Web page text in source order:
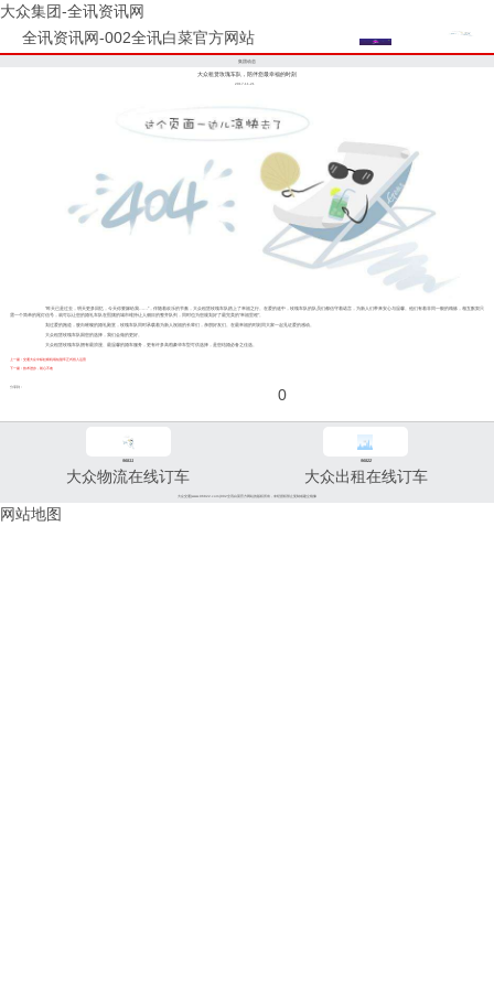
大众集团-全讯资讯网
全讯资讯网-002全讯白菜官方网站
集团动态
大众租赁玫瑰车队，陪伴您最幸福的时刻
2017-11-21
“昨天已是过去，明天更多回忆，今天你要嫁给我……”，伴随着欢乐的节奏，大众租赁玫瑰车队踏上了幸福之行。在爱的途中，玫瑰车队的队员们都信守着诺言，为新人们带来安心与温馨。他们有着非同一般的精炼，相互默契只
需一个简单的尾灯信号，就可以让您的婚礼车队在熙攘的城市维持让人侧目的整齐队列，同时也为您规划好了最完美的“幸福里程”。
划过爱的跑道，驶向璀璨的婚礼殿堂，玫瑰车队同时承载着为新人祝福的长辈们，亲朋好友们。在最幸福的时刻同大家一起见证爱的感动。
大众租赁玫瑰车队因您的选择，我们会做的更好。
大众租赁玫瑰车队拥有最浪漫、最温馨的婚车服务，更有许多高档豪华车型可供选择，是您结婚必备之佳选。
上一篇：交通大众中标虹桥机场短驳车正式投入运营
下一篇：技术进步，初心不改
分享到： 0
96811
大众物流在线订车
96822
大众出租在线订车
大众交通(www.96822.com)002全讯白菜官方网站的版权所有，未经授权禁止复制或建立镜像
网站地图